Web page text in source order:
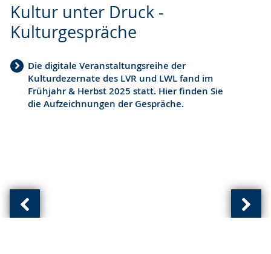
Vorherige
Kultur unter Druck -
Kulturgespräche
Die digitale Veranstaltungsreihe der
Kulturdezernate des LVR und LWL fand im
Frühjahr & Herbst 2025 statt. Hier finden Sie
die Aufzeichnungen der Gespräche.
Leichten
Sprache
wechseln.
Audio-
Unterstützung.
Video
in
Deutscher
Gebärdensprache
wird
angezeigt.